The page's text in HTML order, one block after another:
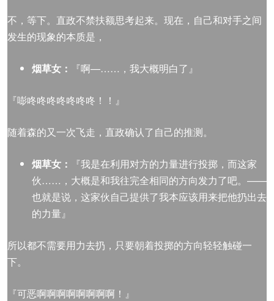
不，等下。直政不禁扶额思考起来。现在，自己和对手之间
发生的现象的本质是，
烟草女： 『啊—……，我大概明白了』
『嘭咚咚咚咚咚咚咚！！』
随着森的又一次飞走，直政确认了自己的推测。
烟草女：
『我是在利用对方的力量进行投掷，而这家
伙……，大概是和我往完全相同的方向发力了吧。——
也就是说，这家伙自己提供了我本应该用来把他扔出去
的力量』
所以都不需要用力去扔，只要朝着投掷的方向轻轻触碰一
下。
『可恶啊啊啊啊啊啊啊啊！』